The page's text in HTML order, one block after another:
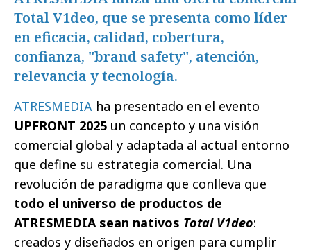
Total V1deo, que se presenta como líder
en eficacia, calidad, cobertura,
confianza, "brand safety", atención,
relevancia y tecnología.
ATRESMEDIA ha presentado en el evento
UPFRONT 2025 un concepto y una visión
comercial global y adaptada al actual entorno
que define su estrategia comercial. Una
revolución de paradigma que conlleva que
todo el universo de productos de
ATRESMEDIA sean nativos Total V1deo:
creados y diseñados en origen para cumplir